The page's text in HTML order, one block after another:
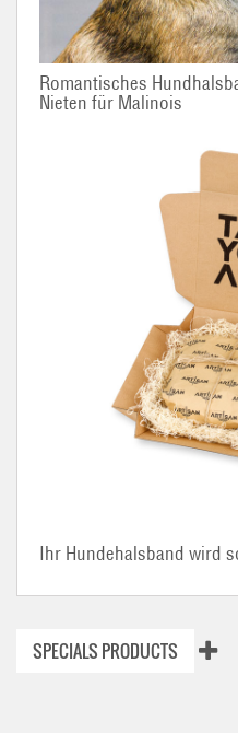
Romantisches
Nieten für Malinois
Ihr Hundehalsband wird
SPECIALS PRODUCTS